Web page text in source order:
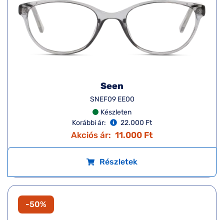
Seen
SNEF09 EE00
Készleten
Korábbi ár:
22.000 Ft
Akciós ár: 11.000 Ft
Részletek
-50%